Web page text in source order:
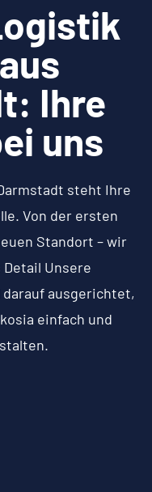
Ihre
uns
steht Ihre
Von der ersten
Standort – wir
Unsere
ausgerichtet,
einfach und